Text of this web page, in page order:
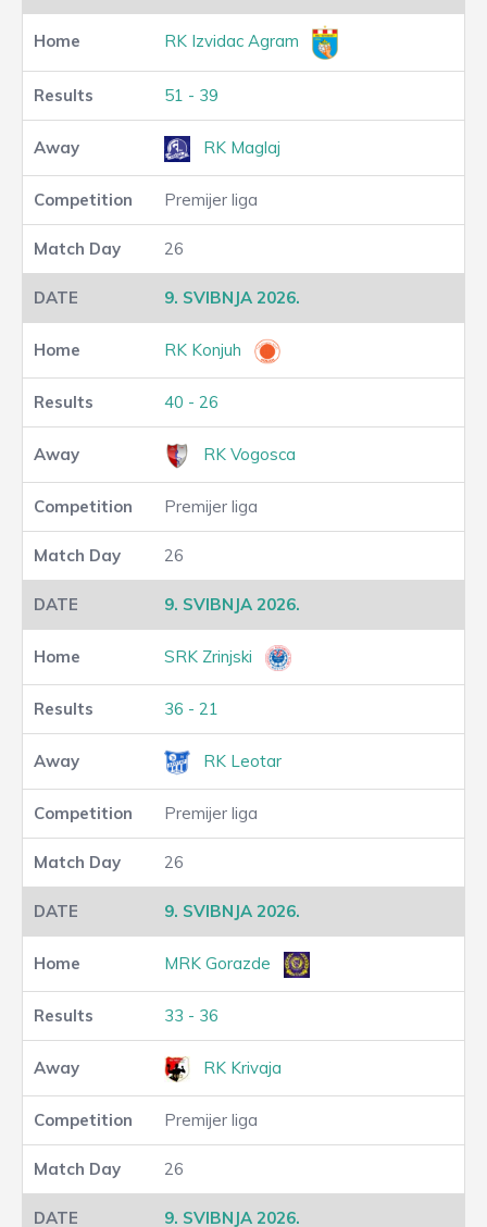
RK Izvidac Agram
51 - 39
RK Maglaj
Premijer liga
26
9. SVIBNJA 2026.
RK Konjuh
40 - 26
RK Vogosca
Premijer liga
26
9. SVIBNJA 2026.
SRK Zrinjski
36 - 21
RK Leotar
Premijer liga
26
9. SVIBNJA 2026.
MRK Gorazde
33 - 36
RK Krivaja
Premijer liga
26
9. SVIBNJA 2026.